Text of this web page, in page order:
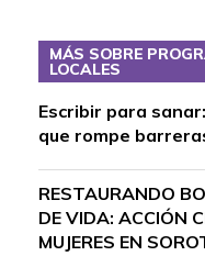
MÁS SOBRE
LOCALES
Escribir para
que rompe
RESTAURANDO
DE VIDA: ACCIÓN
MUJERES EN